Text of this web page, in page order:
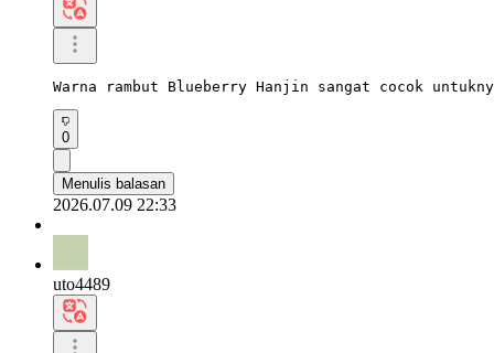
Warna rambut Blueberry Hanjin sangat cocok
0
Menulis balasan
2026.07.09 22:33
uto4489